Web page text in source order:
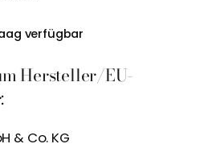
verfügbar
Hersteller/EU-
& Co. KG